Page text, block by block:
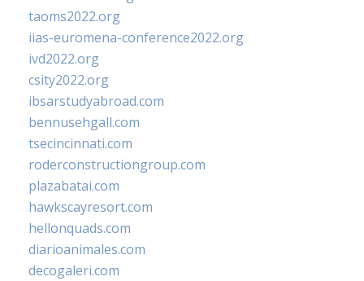
taoms2022.org
iias-euromena-conference2022.org
ivd2022.org
csity2022.org
ibsarstudyabroad.com
bennusehgall.com
tsecincinnati.com
roderconstructiongroup.com
plazabatai.com
hawkscayresort.com
hellonquads.com
diarioanimales.com
decogaleri.com